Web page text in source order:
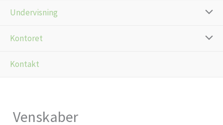
Undervisning
Kontoret
Kontakt
Venskaber